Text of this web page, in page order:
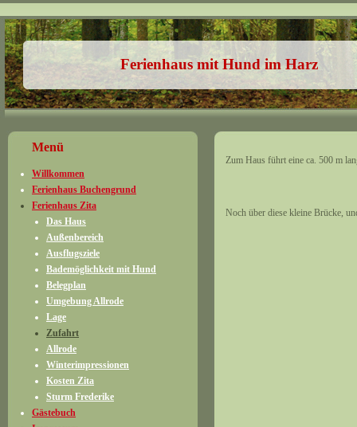
Ferienhaus mit Hund im Harz
Menü
Willkommen
Ferienhaus Buchengrund
Ferienhaus Zita
Das Haus
Außenbereich
Ausflugsziele
Bademöglichkeit mit Hund
Belegplan
Umgebung Allrode
Lage
Zufahrt
Allrode
Winterimpressionen
Kosten Zita
Sturm Frederike
Gästebuch
Zum Haus führt eine ca. 500 m
Noch über diese kleine Brücke,